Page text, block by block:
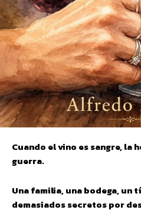
Cuando el vino es sangre, la
guerra.
Una familia, una bodega,
demasiados secretos por